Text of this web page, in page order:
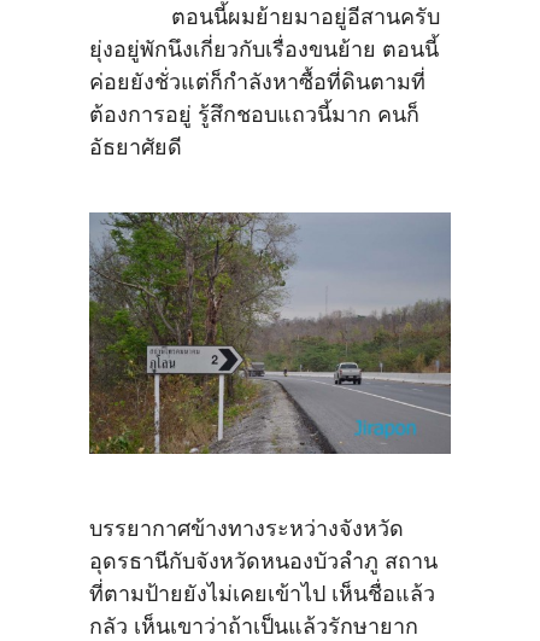
ตอนนี้ผมย้ายมาอยู่อีสานครับ
ยุ่งอยู่พักนึงเกี่ยวกับเรื่องขนย้าย ตอนนี้
ค่อยยังชั่วแต่ก็กำลังหาซื้อที่ดินตามที่
ต้องการอยู่ รู้สึกชอบแถวนี้มาก คนก็
อัธยาศัยดี
บรรยากาศข้างทางระหว่างจังหวัด
อุดรธานีกับจังหวัดหนองบัวลำภู สถาน
ที่ตามป้ายยังไม่เคยเข้าไป เห็นชื่อแล้ว
กลัว เห็นเขาว่าถ้าเป็นแล้วรักษายาก